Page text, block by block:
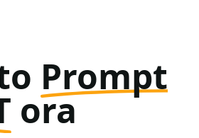
Prompt
ora